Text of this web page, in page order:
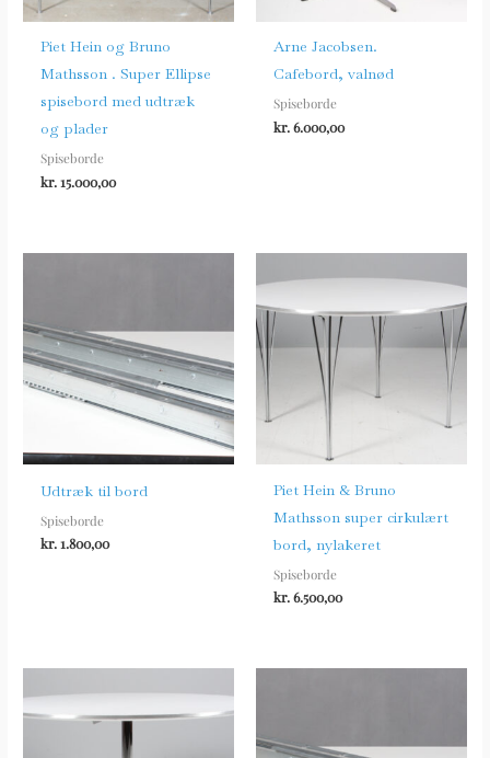
Piet Hein og Bruno
Mathsson . Super Ellipse
spisebord med udtræk
og plader
Spiseborde
kr.15.000,00
Arne Jacobsen.
Cafebord, valnød
Spiseborde
kr.6.000,00
Udtræk til bord
Spiseborde
kr.1.800,00
Piet Hein & Bruno
Mathsson super cirkulært
bord, nylakeret
Spiseborde
kr.6.500,00